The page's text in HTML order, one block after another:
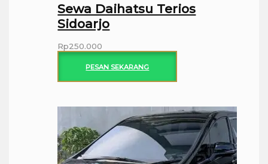
Sewa Daihatsu Terios
Sidoarjo
Rp250.000
PESAN SEKARANG